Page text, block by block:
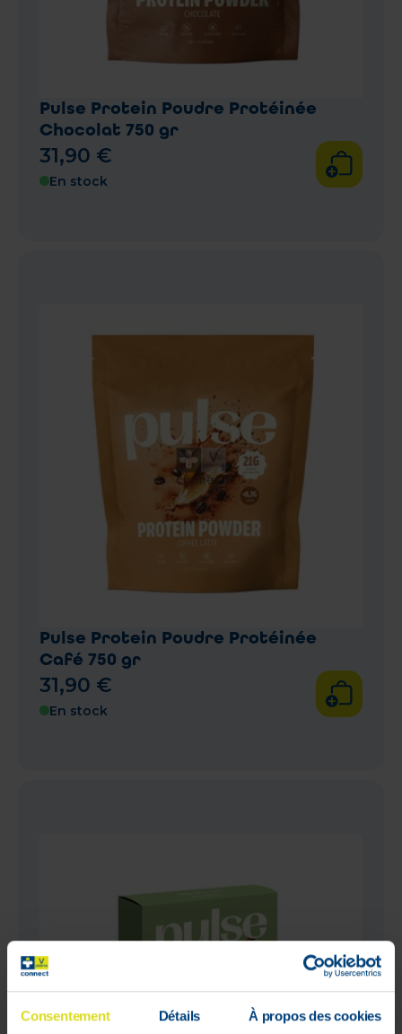
Consentement Détails À propos des cookies
Pulse Protein Poudre Protéinée
Chocolat 750 gr
31,90 €
En stock
Pulse Protein Poudre Protéinée
Café 750 gr
31,90 €
En stock